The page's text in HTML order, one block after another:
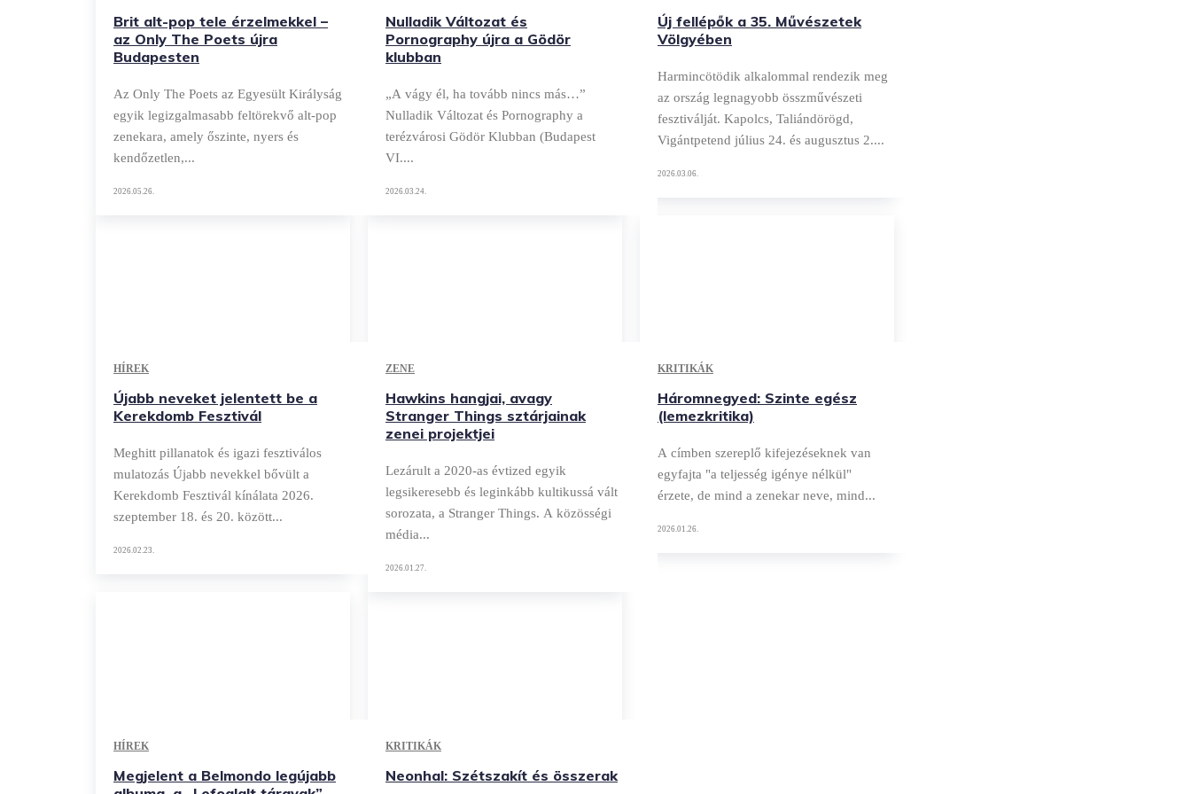
Brit alt-pop tele érzelmekkel –
az Only The Poets újra
Budapesten
Az Only The Poets az Egyesült Királyság
egyik legizgalmasabb feltörekvő alt-pop
zenekara, amely őszinte, nyers és
kendőzetlen,...
2026.05.26.
Nulladik Változat és
Pornography újra a Gödör
klubban
„A vágy él, ha tovább nincs más…”
Nulladik Változat és Pornography a
terézvárosi Gödör Klubban (Budapest
VI....
2026.03.24.
Új fellépők a 35. Művészetek
Völgyében
Harmincötödik alkalommal rendezik meg
az ország legnagyobb összművészeti
fesztiválját. Kapolcs, Taliándörögd,
Vigántpetend július 24. és augusztus 2....
2026.03.06.
HÍREK
Újabb neveket jelentett be a
Kerekdomb Fesztivál
Meghitt pillanatok és igazi fesztiválos
mulatozás Újabb nevekkel bővült a
Kerekdomb Fesztivál kínálata 2026.
szeptember 18. és 20. között...
2026.02.23.
ZENE
Hawkins hangjai, avagy
Stranger Things sztárjainak
zenei projektjei
Lezárult a 2020-as évtized egyik
legsikeresebb és leginkább kultikussá vált
sorozata, a Stranger Things. A közösségi
média...
2026.01.27.
KRITIKÁK
Háromnegyed: Szinte egész
(lemezkritika)
A címben szereplő kifejezéseknek van
egyfajta "a teljesség igénye nélkül"
érzete, de mind a zenekar neve, mind...
2026.01.26.
HÍREK
Megjelent a Belmondo legújabb
KRITIKÁK
Neonhal: Szétszakít és összerak